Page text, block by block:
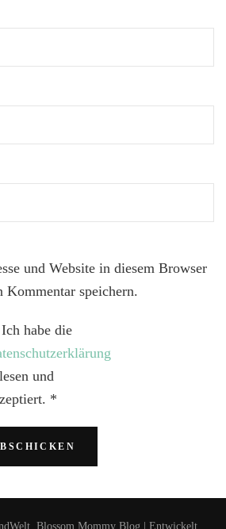
und Website in diesem Browser
Kommentar speichern.
Ich habe die
und
*
Blossom Mommy Blog | Entwickelt